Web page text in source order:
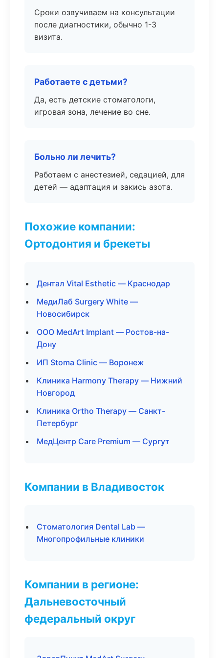
Сроки озвучиваем на консультации
после диагностики, обычно 1-3
визита.
Работаете с детьми?
Да, есть детские стоматологи,
игровая зона, лечение во сне.
Больно ли лечить?
Работаем с анестезией, седацией, для
детей — адаптация и закись азота.
Похожие компании:
Ортодонтия и брекеты
Дентал Vital Esthetic — Краснодар
МедиЛаб Surgery White —
Новосибирск
ООО MedArt Implant — Ростов-на-
Дону
ИП Stoma Clinic — Воронеж
Клиника Harmony Therapy — Нижний
Новгород
Клиника Ortho Therapy — Санкт-
Петербург
МедЦентр Care Premium — Сургут
Компании в Владивосток
Стоматология Dental Lab —
Многопрофильные клиники
Компании в регионе:
Дальневосточный
федеральный округ